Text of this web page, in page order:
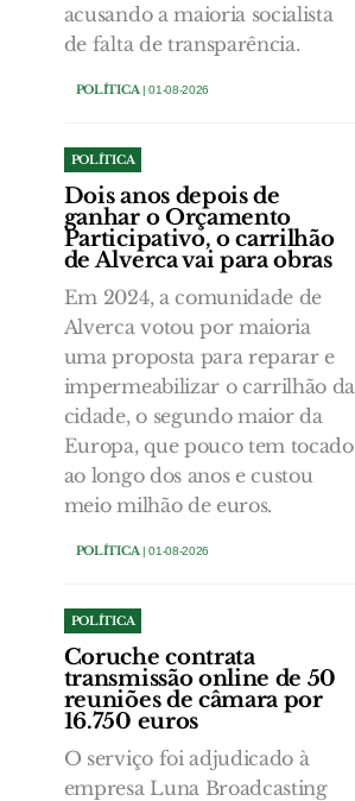
acusando a maioria socialista
de falta de transparência.
POLÍTICA | 01-08-2026
POLÍTICA
Dois anos depois de
ganhar o Orçamento
Participativo, o carrilhão
de Alverca vai para obras
Em 2024, a comunidade de
Alverca votou por maioria
uma proposta para reparar e
impermeabilizar o carrilhão da
cidade, o segundo maior da
Europa, que pouco tem tocado
ao longo dos anos e custou
meio milhão de euros.
POLÍTICA | 01-08-2026
POLÍTICA
Coruche contrata
transmissão online de 50
reuniões de câmara por
16.750 euros
O serviço foi adjudicado à
empresa Luna Broadcasting